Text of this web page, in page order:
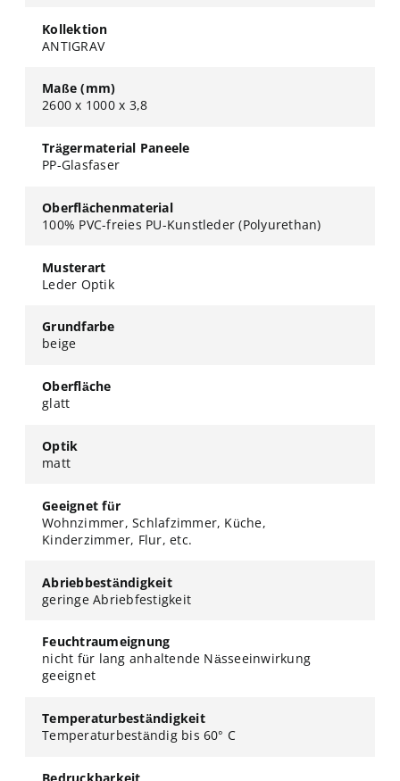
Kollektion
ANTIGRAV
Maße (mm)
2600 x 1000 x 3,8
Trägermaterial Paneele
PP-Glasfaser
Oberflächenmaterial
100% PVC-freies PU-Kunstleder (Polyurethan)
Musterart
Leder Optik
Grundfarbe
beige
Oberfläche
glatt
Optik
matt
Geeignet für
Wohnzimmer, Schlafzimmer, Küche,
Kinderzimmer, Flur, etc.
Abriebbeständigkeit
geringe Abriebfestigkeit
Feuchtraumeignung
nicht für lang anhaltende Nässeeinwirkung
geeignet
Temperaturbeständigkeit
Temperaturbeständig bis 60° C